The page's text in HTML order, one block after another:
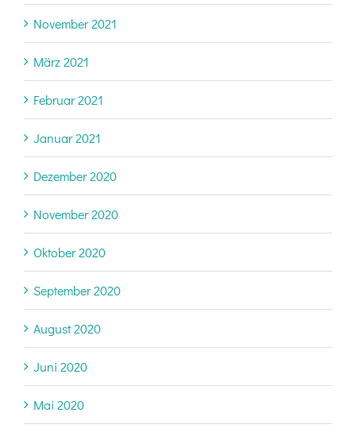
November 2021
März 2021
Februar 2021
Januar 2021
Dezember 2020
November 2020
Oktober 2020
September 2020
August 2020
Juni 2020
Mai 2020